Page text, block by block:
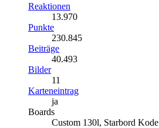
Reaktionen
13.970
Punkte
230.845
Beiträge
40.493
Bilder
11
Karteneintrag
ja
Boards
Custom 130l, Starbord Kode